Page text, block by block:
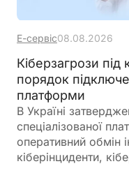
Е-сервіс08.08.2026
Кіберзагрози
порядок
платформи
В Україні
спеціалізованої
оперативний обмін
кіберінциденти,